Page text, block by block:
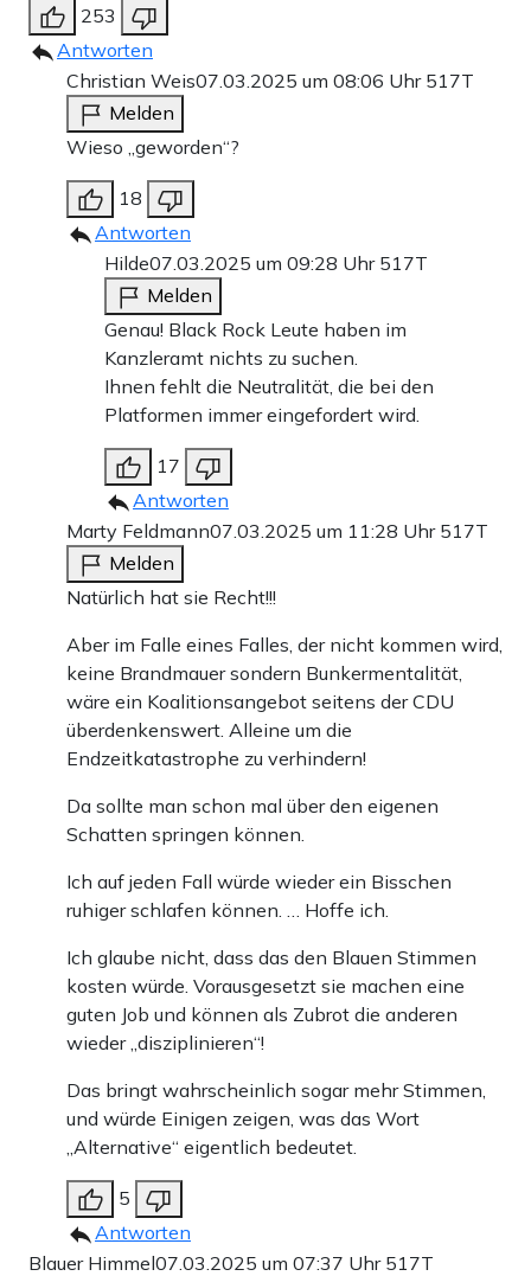
253
Antworten
Christian Weis07.03.2025 um 08:06 Uhr 517T
Melden
Wieso „geworden“?
18
Antworten
Hilde07.03.2025 um 09:28 Uhr 517T
Melden
Genau! Black Rock Leute haben im
Kanzleramt nichts zu suchen.
Ihnen fehlt die Neutralität, die bei den
Platformen immer eingefordert wird.
17
Antworten
Marty Feldmann07.03.2025 um 11:28 Uhr 517T
Melden
Natürlich hat sie Recht!!!
Aber im Falle eines Falles, der nicht kommen wird,
keine Brandmauer sondern Bunkermentalität,
wäre ein Koalitionsangebot seitens der CDU
überdenkenswert. Alleine um die
Endzeitkatastrophe zu verhindern!
Da sollte man schon mal über den eigenen
Schatten springen können.
Ich auf jeden Fall würde wieder ein Bisschen
ruhiger schlafen können. … Hoffe ich.
Ich glaube nicht, dass das den Blauen Stimmen
kosten würde. Vorausgesetzt sie machen eine
guten Job und können als Zubrot die anderen
wieder „disziplinieren“!
Das bringt wahrscheinlich sogar mehr Stimmen,
und würde Einigen zeigen, was das Wort
„Alternative“ eigentlich bedeutet.
5
Antworten
Blauer Himmel07.03.2025 um 07:37 Uhr 517T